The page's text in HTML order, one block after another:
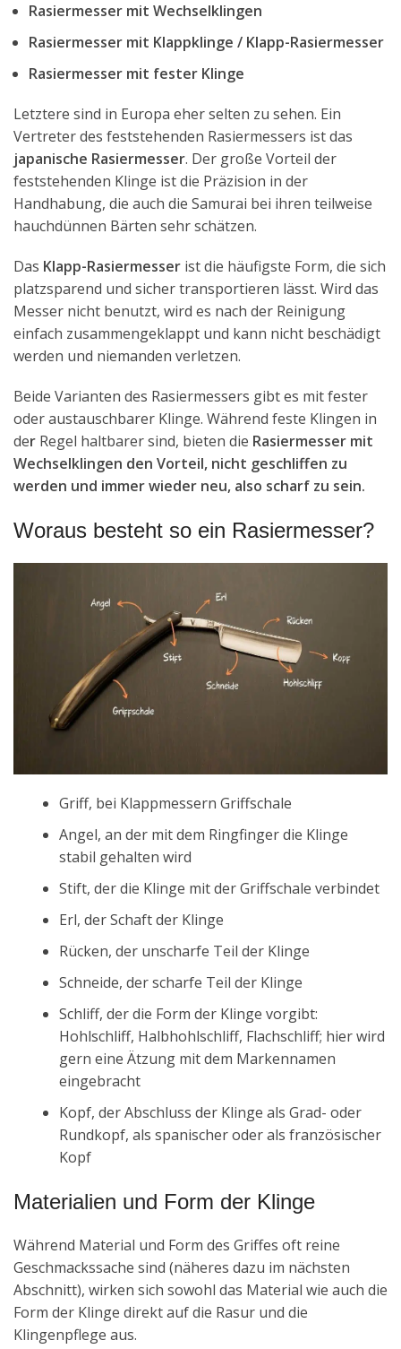
Rasiermesser mit Wechselklingen
Rasiermesser mit Klappklinge / Klapp-Rasiermesser
Rasiermesser mit fester Klinge
Letztere sind in Europa eher selten zu sehen. Ein
Vertreter des feststehenden Rasiermessers ist das
japanische Rasiermesser. Der große Vorteil der
feststehenden Klinge ist die Präzision in der
Handhabung, die auch die Samurai bei ihren teilweise
hauchdünnen Bärten sehr schätzen.
Das Klapp-Rasiermesser ist die häufigste Form, die sich
platzsparend und sicher transportieren lässt. Wird das
Messer nicht benutzt, wird es nach der Reinigung
einfach zusammengeklappt und kann nicht beschädigt
werden und niemanden verletzen.
Beide Varianten des Rasiermessers gibt es mit fester
oder austauschbarer Klinge. Während feste Klingen in
der Regel haltbarer sind, bieten die Rasiermesser mit
Wechselklingen den Vorteil, nicht geschliffen zu
werden und immer wieder neu, also scharf zu sein.
Woraus besteht so ein Rasiermesser?
Griff, bei Klappmessern Griffschale
Angel, an der mit dem Ringfinger die Klinge
stabil gehalten wird
Stift, der die Klinge mit der Griffschale verbindet
Erl, der Schaft der Klinge
Rücken, der unscharfe Teil der Klinge
Schneide, der scharfe Teil der Klinge
Schliff, der die Form der Klinge vorgibt:
Hohlschliff, Halbhohlschliff, Flachschliff; hier wird
gern eine Ätzung mit dem Markennamen
eingebracht
Kopf, der Abschluss der Klinge als Grad- oder
Rundkopf, als spanischer oder als französischer
Kopf
Materialien und Form der Klinge
Während Material und Form des Griffes oft reine
Geschmackssache sind (näheres dazu im nächsten
Abschnitt), wirken sich sowohl das Material wie auch die
Form der Klinge direkt auf die Rasur und die
Klingenpflege aus.